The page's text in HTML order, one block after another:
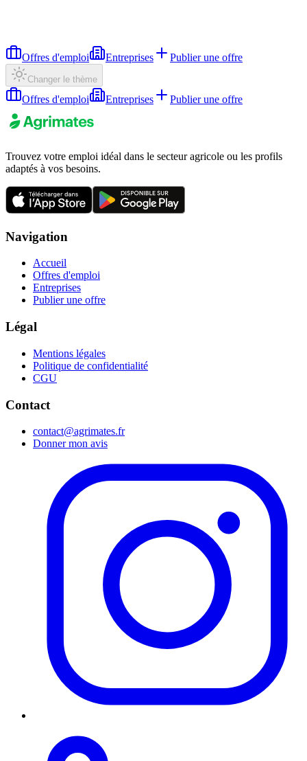
Offres d'emploi Entreprises Publier une offre
Changer le thème
Offres d'emploi Entreprises Publier une offre
Trouvez votre emploi idéal dans le secteur agricole ou les profils
adaptés à vos besoins.
Navigation
Accueil
Offres d'emploi
Entreprises
Publier une offre
Légal
Mentions légales
Politique de confidentialité
CGU
Contact
contact@agrimates.fr
Donner mon avis